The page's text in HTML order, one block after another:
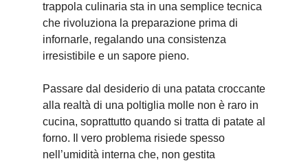
trappola culinaria sta in una semplice tecnica
che rivoluziona la preparazione prima di
infornarle, regalando una consistenza
irresistibile e un sapore pieno.
Passare dal desiderio di una patata croccante
alla realtà di una poltiglia molle non è raro in
cucina, soprattutto quando si tratta di patate al
forno. Il vero problema risiede spesso
nell’umidità interna che, non gestita